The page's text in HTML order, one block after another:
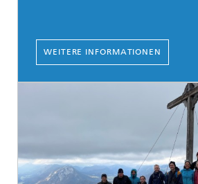
WEITERE INFORMATIONEN